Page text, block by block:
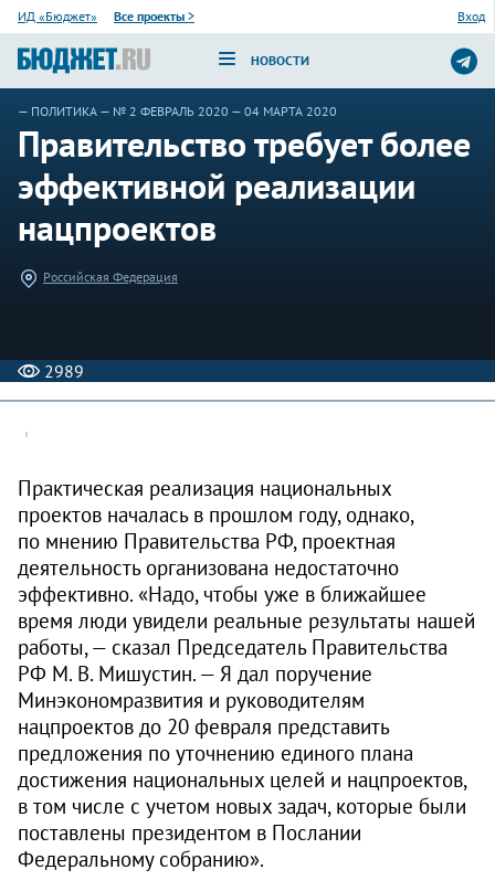
ИД «Бюджет» Все проекты > Вход
НОВОСТИ
— ПОЛИТИКА — № 2 ФЕВРАЛЬ 2020 — 04 МАРТА 2020
Правительство требует более
эффективной реализации
нацпроектов
Российская Федерация
2989
Практическая реализация национальных
проектов началась в прошлом году, однако,
по мнению Правительства РФ, проектная
деятельность организована недостаточно
эффективно. «Надо, чтобы уже в ближайшее
время люди увидели реальные результаты нашей
работы, — сказал Председатель Правительства
РФ М. В. Мишустин. — Я дал поручение
Минэкономразвития и руководителям
нацпроектов до 20 февраля представить
предложения по уточнению единого плана
достижения национальных целей и нацпроектов,
в том числе с учетом новых задач, которые были
поставлены президентом в Послании
Федеральному собранию».